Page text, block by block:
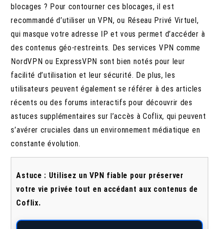
blocages ? Pour contourner ces blocages, il est
recommandé d’utiliser un VPN, ou Réseau Privé Virtuel,
qui masque votre adresse IP et vous permet d’accéder à
des contenus géo-restreints. Des services VPN comme
NordVPN ou ExpressVPN sont bien notés pour leur
facilité d’utilisation et leur sécurité. De plus, les
utilisateurs peuvent également se référer à des articles
récents ou des forums interactifs pour découvrir des
astuces supplémentaires sur l’accès à Coflix, qui peuvent
s’avérer cruciales dans un environnement médiatique en
constante évolution.
Astuce : Utilisez un VPN fiable pour préserver
votre vie privée tout en accédant aux contenus de
Coflix.